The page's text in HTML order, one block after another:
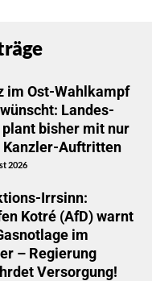
im Ost-Wahlkampf
Landes-
plant bisher mit nur
Kanzler-Auftritten
2026
Irrsinn:
Kotré (AfD) warnt
im
– Regierung
Versorgung!